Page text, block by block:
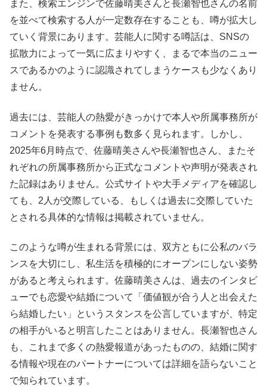
また、検索エンジンで佐藤晴美さんと長瀬智也さんの名前
を並べて検索する人が一定数存在することも、噂が拡大し
ていく背景にあります。芸能人に関する噂話は、SNSの
拡散力によって一気に広まりやすく、まるで本当のニュー
スであるかのように認識されてしまうケースも少なくあり
ません。
過去には、芸能人の熱愛がきっかけで本人や所属事務所が
コメントを発表する事例も数多く見られます。しかし、
2025年6月時点で、佐藤晴美さんや長瀬智也さん、またそ
れぞれの所属事務所から正式なコメントや声明が発表され
た記録はありません。公式サイトや大手メディアを確認し
ても、2人が交際している、もしくは過去に交際していた
とされる具体的な情報は掲載されていません。
このような噂が生まれる背景には、双方ともに公私のバラ
ンスを大切にし、私生活を積極的にオープンにしない姿勢
があると考えられます。佐藤晴美さんは、過去のインタビ
ューでも恋愛や結婚について「価値観が合う人と出会えた
ら結婚したい」というスタンスを公言していますが、特定
の相手がいると明言したことはありません。長瀬智也さん
も、これまで多くの熱愛報道があったものの、結婚に関す
る情報や現在のパートナーについては詳細を語らないこと
で知られています。